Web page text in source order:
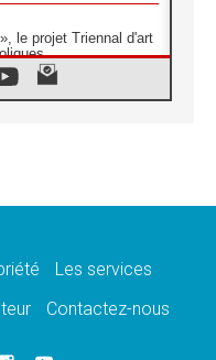
le projet Triennal d'art
parole aux religieuses
nationale
Les services
Contactez-nous